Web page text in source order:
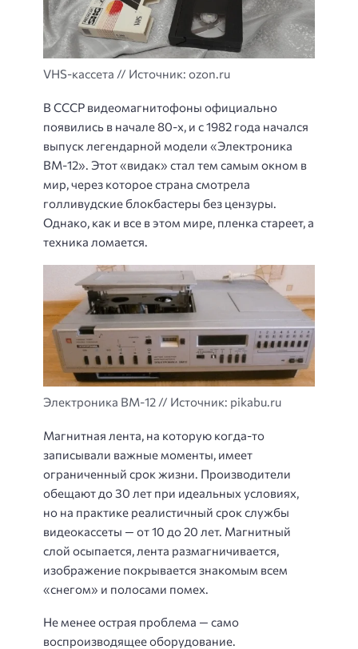
VHS-кассета // Источник: ozon.ru
В СССР видеомагнитофоны официально
появились в начале 80-х, и с 1982 года начался
выпуск легендарной модели «Электроника
ВМ-12». Этот «видак» стал тем самым окном в
мир, через которое страна смотрела
голливудские блокбастеры без цензуры.
Однако, как и все в этом мире, пленка стареет, а
техника ломается.
Электроника ВМ-12 // Источник: pikabu.ru
Магнитная лента, на которую когда-то
записывали важные моменты, имеет
ограниченный срок жизни. Производители
обещают до 30 лет при идеальных условиях,
но на практике реалистичный срок службы
видеокассеты — от 10 до 20 лет. Магнитный
слой осыпается, лента размагничивается,
изображение покрывается знакомым всем
«снегом» и полосами помех.
Не менее острая проблема — само
воспроизводящее оборудование.